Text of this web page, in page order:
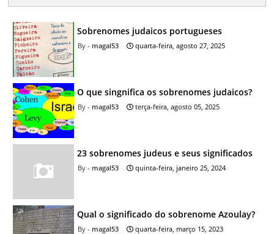
Sobrenomes judaicos portugueses
magal53 quarta-feira, agosto 27, 2025
O que singnifica os sobrenomes judaicos?
magal53 terça-feira, agosto 05, 2025
23 sobrenomes judeus e seus significados
magal53 quinta-feira, janeiro 25, 2024
Qual o significado do sobrenome Azoulay?
magal53 quarta-feira, março 15, 2023